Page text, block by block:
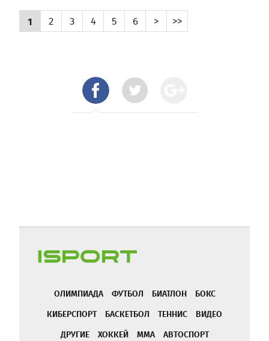
1 2 3 4 5 6 > >>
ОЛИМПИАДА ФУТБОЛ БИАТЛОН
БОКС
КИБЕРСПОРТ
БАСКЕТБОЛ ТЕННИС
ВИДЕО
ДРУГИЕ
ХОККЕЙ ММА АВТОСПОРТ